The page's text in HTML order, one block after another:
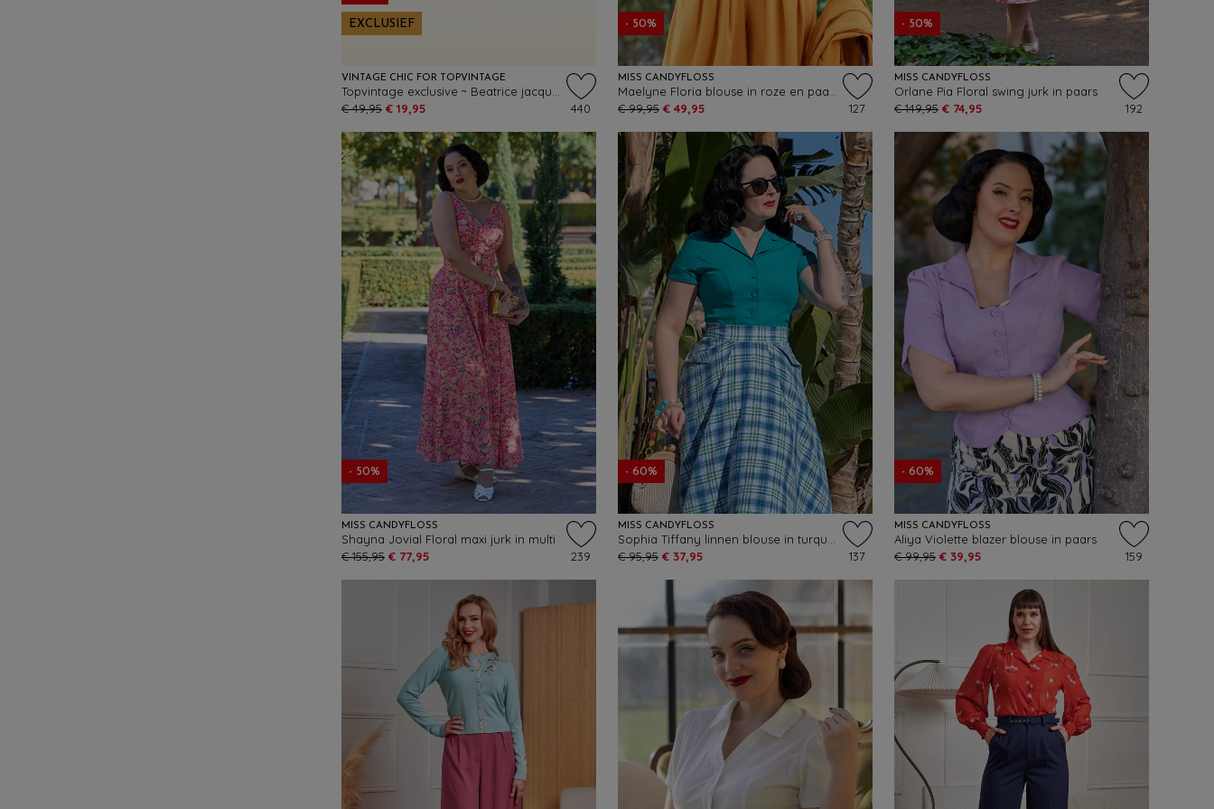
EXCLUSIEF
VINTAGE CHIC FOR TOPVINTAGE
€ 49,95 € 19,95 440
- 50%
MISS CANDYFLOSS
€ 99,95 € 49,95 127
- 50%
MISS CANDYFLOSS
Orlane Pia Floral swing jurk in paars
€ 149,95 € 74,95 192
- 50%
MISS CANDYFLOSS
Shayna Jovial Floral maxi jurk in multi
€ 155,95 € 77,95 239
- 60%
MISS CANDYFLOSS
€ 95,95 € 37,95 137
- 60%
MISS CANDYFLOSS
Aliya Violette blazer blouse in paars
€ 99,95 € 39,95 159